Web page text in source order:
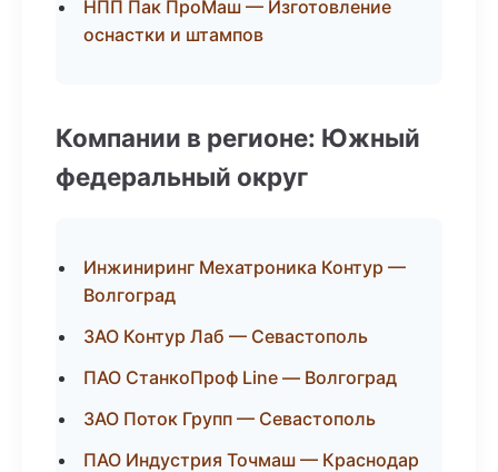
НПП Пак ПроМаш — Изготовление
оснастки и штампов
Компании в регионе: Южный
федеральный округ
Инжиниринг Мехатроника Контур —
Волгоград
ЗАО Контур Лаб — Севастополь
ПАО СтанкоПроф Line — Волгоград
ЗАО Поток Групп — Севастополь
ПАО Индустрия Точмаш — Краснодар